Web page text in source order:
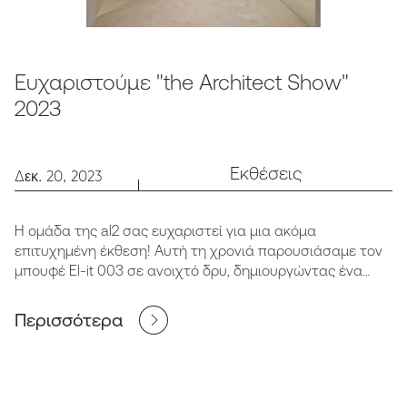
Ευχαριστούμε "the Architect Show"
2023
Δεκ. 20, 2023 Εκθέσεις
Η ομάδα της al2 σας ευχαριστεί για μια ακόμα
επιτυχημένη έκθεση! Αυτή τη χρονιά παρουσιάσαμε τον
μπουφέ El-it 003 σε ανοιχτό δρυ, δημιουργώντας ένα
Περισσότερα